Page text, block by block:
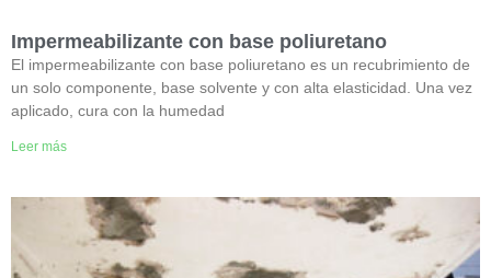
Impermeabilizante con base poliuretano
El impermeabilizante con base poliuretano es un recubrimiento de
un solo componente, base solvente y con alta elasticidad. Una vez
aplicado, cura con la humedad
Leer más